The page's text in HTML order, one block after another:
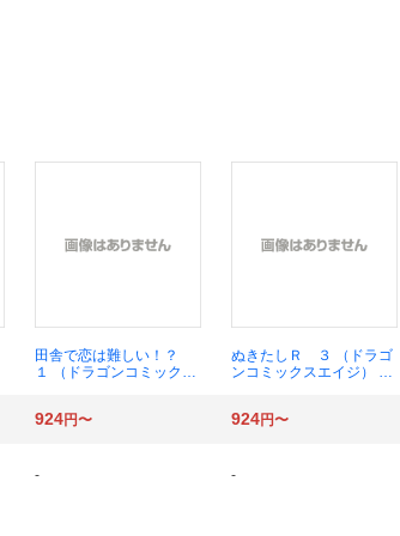
田舎で恋は難しい！？
１ （ドラゴンコミックス
ぬきたしＲ ３ （ドラゴ
ンコミックスエイジ） ま
924円〜 924円〜
- -